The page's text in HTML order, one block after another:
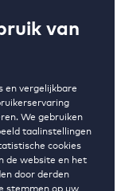
van
en vergelijkbare
We gebruiken
taalinstellingen
cookies
de website en het
door derden